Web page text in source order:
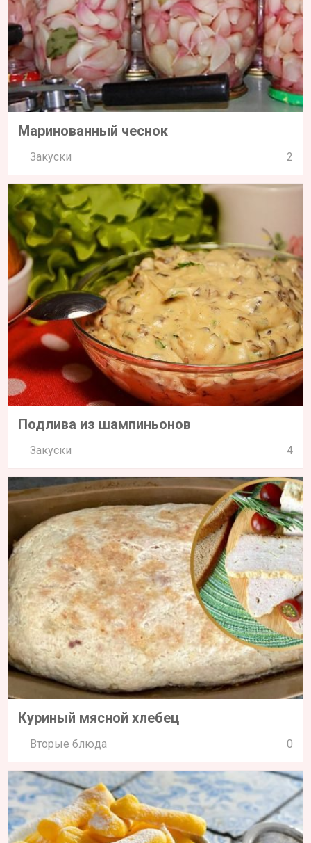
Маринованный чеснок
Закуски 2
Подлива из шампиньонов
Закуски 4
Куриный мясной хлебец
Вторые блюда 0